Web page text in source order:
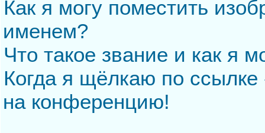
Как я могу поместить
именем?
Что такое звание и как я
Когда я щёлкаю по
на конференцию!